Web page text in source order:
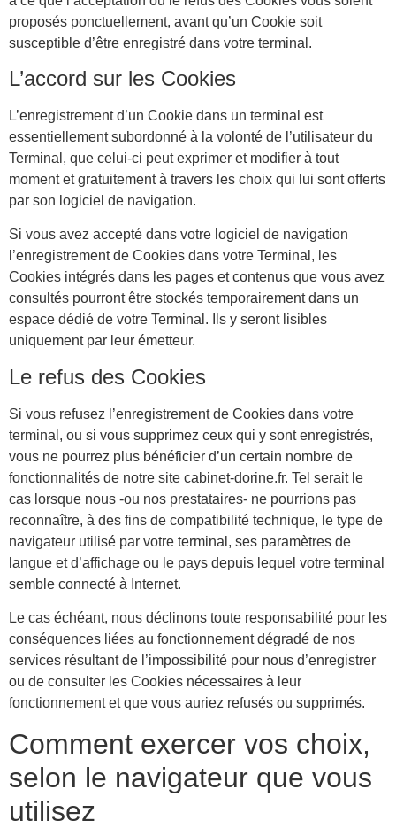
proposés ponctuellement, avant qu’un Cookie soit
susceptible d’être enregistré dans votre terminal.
L’accord sur les Cookies
L’enregistrement d’un Cookie dans un terminal est
essentiellement subordonné à la volonté de l’utilisateur du
Terminal, que celui-ci peut exprimer et modifier à tout
moment et gratuitement à travers les choix qui lui sont offerts
par son logiciel de navigation.
Si vous avez accepté dans votre logiciel de navigation
l’enregistrement de Cookies dans votre Terminal, les
Cookies intégrés dans les pages et contenus que vous avez
consultés pourront être stockés temporairement dans un
espace dédié de votre Terminal. Ils y seront lisibles
uniquement par leur émetteur.
Le refus des Cookies
Si vous refusez l’enregistrement de Cookies dans votre
terminal, ou si vous supprimez ceux qui y sont enregistrés,
vous ne pourrez plus bénéficier d’un certain nombre de
fonctionnalités de notre site cabinet-dorine.fr. Tel serait le
cas lorsque nous -ou nos prestataires- ne pourrions pas
reconnaître, à des fins de compatibilité technique, le type de
navigateur utilisé par votre terminal, ses paramètres de
langue et d’affichage ou le pays depuis lequel votre terminal
semble connecté à Internet.
Le cas échéant, nous déclinons toute responsabilité pour les
conséquences liées au fonctionnement dégradé de nos
services résultant de l’impossibilité pour nous d’enregistrer
ou de consulter les Cookies nécessaires à leur
fonctionnement et que vous auriez refusés ou supprimés.
Comment exercer vos choix,
selon le navigateur que vous
utilisez